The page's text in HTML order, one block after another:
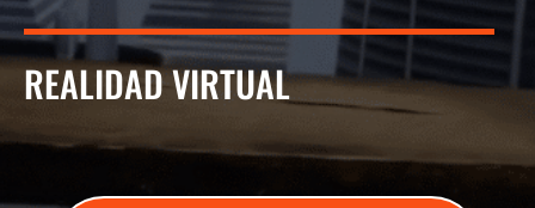
REALIDAD VIRTUAL